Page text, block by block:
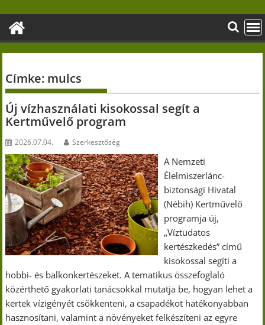
content
Címke: mulcs
Új vízhasználati kisokossal segít a
Kertművelő program
2026.07.04. Szerkesztőség
A Nemzeti
Élelmiszerlánc-
biztonsági Hivatal
(Nébih) Kertművelő
programja új,
„Víztudatos
kertészkedés” című
kisokossal segíti a
hobbi- és balkonkertészeket. A tematikus összefoglaló
közérthető gyakorlati tanácsokkal mutatja be, hogyan lehet a
kertek vízigényét csökkenteni, a csapadékot hatékonyabban
hasznosítani, valamint a növényeket felkészíteni az egyre